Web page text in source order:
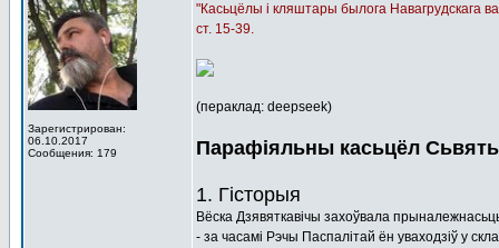
Зарегистрирован:
06.10.2017
Сообщения: 179
"Касьцёлы і кляштары былога Навагрудскага
ст. 15-39.
(пераклад: deepseek)
Парафіяльны касьцёл
1. Гісторыя
Вёска Дзявяткавічы захоўвала
- за часамі Рэчы Паспалітай ён уваходзіў у